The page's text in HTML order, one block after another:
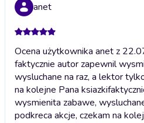
anet
Ocena użytkownika anet z
faktycznie autor zapewnil
wysluchane na raz, a lektor
na kolejne Pana ksiazki
wysmienita zabawe,
podkreca akcje, czekam na